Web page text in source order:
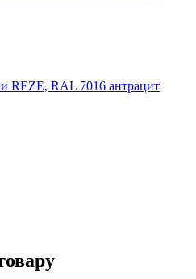
REZE, RAL 7016 антрацит